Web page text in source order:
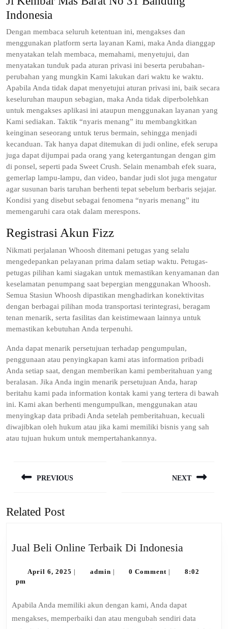
Indonesia
Dengan membaca seluruh ketentuan ini, mengakses dan
menggunakan platform serta layanan Kami, maka Anda dianggap
menyatakan telah membaca, memahami, menyetujui, dan
menyatakan tunduk pada aturan privasi ini beserta perubahan-
perubahan yang mungkin Kami lakukan dari waktu ke waktu.
Apabila Anda tidak dapat menyetujui aturan privasi ini, baik secara
keseluruhan maupun sebagian, maka Anda tidak diperbolehkan
untuk mengakses aplikasi ini ataupun menggunakan layanan yang
Kami sediakan. Taktik “nyaris menang” itu membangkitkan
keinginan seseorang untuk terus bermain, sehingga menjadi
kecanduan. Tak hanya dapat ditemukan di judi online, efek serupa
juga dapat dijumpai pada orang yang ketergantungan dengan gim
di ponsel, seperti pada Sweet Crush. Selain menambah efek suara,
gemerlap lampu-lampu, dan video, bandar judi slot juga mengatur
agar susunan baris taruhan berhenti tepat sebelum berbaris sejajar.
Kondisi yang disebut sebagai fenomena “nyaris menang” itu
memengaruhi cara otak dalam merespons.
Registrasi Akun Fizz
Nikmati perjalanan Whoosh ditemani petugas yang selalu
mengedepankan pelayanan prima dalam setiap waktu. Petugas-
petugas pilihan kami siagakan untuk memastikan kenyamanan dan
keselamatan penumpang saat bepergian menggunakan Whoosh.
Semua Stasiun Whoosh dipastikan menghadirkan konektivitas
dengan berbagai pilihan moda transportasi terintegrasi, beragam
tenan menarik, serta fasilitas dan keistimewaan lainnya untuk
memastikan kebutuhan Anda terpenuhi.
Anda dapat menarik persetujuan terhadap pengumpulan,
penggunaan atau penyingkapan kami atas information pribadi
Anda setiap saat, dengan memberikan kami pemberitahuan yang
beralasan. Jika Anda ingin menarik persetujuan Anda, harap
beritahu kami pada information kontak kami yang tertera di bawah
ini. Kami akan berhenti mengumpulkan, menggunakan atau
menyingkap data pribadi Anda setelah pemberitahuan, kecuali
diwajibkan oleh hukum atau jika kami memiliki bisnis yang sah
atau tujuan hukum untuk mempertahankannya.
navigation
PREVIOUS
post:
NEXT
Related Post
Jual Beli Online Terbaik Di Indonesia
Online
Di
Indonesia
April 6, 2025 April
| adminadmin
| 0 Comment |
8:02
pm
Apabila Anda memiliki akun dengan kami, Anda dapat
mengakses, memperbaiki dan atau mengubah sendiri data